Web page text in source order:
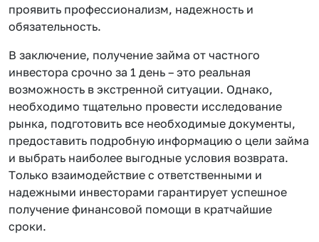
проявить профессионализм, надежность и
обязательность.
В заключение, получение займа от частного
инвестора срочно за 1 день – это реальная
возможность в экстренной ситуации. Однако,
необходимо тщательно провести исследование
рынка, подготовить все необходимые документы,
предоставить подробную информацию о цели займа
и выбрать наиболее выгодные условия возврата.
Только взаимодействие с ответственными и
надежными инвесторами гарантирует успешное
получение финансовой помощи в кратчайшие
сроки.